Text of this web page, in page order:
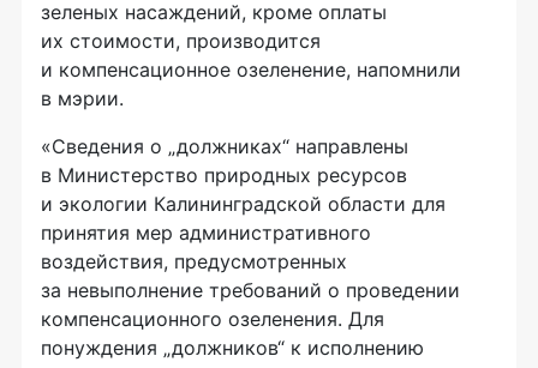
зеленых насаждений, кроме оплаты
их стоимости, производится
и компенсационное озеленение, напомнили
в мэрии.
«Сведения о „должниках“ направлены
в Министерство природных ресурсов
и экологии Калининградской области для
принятия мер административного
воздействия, предусмотренных
за невыполнение требований о проведении
компенсационного озеленения. Для
понуждения „должников“ к исполнению